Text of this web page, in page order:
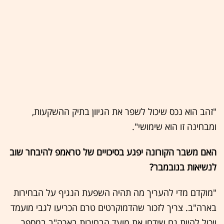
"זהב הוא נכס שיכול לשפר את הגיוון בתיק ההשקעות,
ומבחינה זו הוא שימושי".
האם משבר הקורונה יפגע בסיכויים של טראמפ להיבחר שוב
לנשיאות בנובמבר?
"מוקדם מדי להעריך מה תהיה השפעת הנגיף על הבחירות
בארה"ב. צריך לזכור שהדמוקרטים טרם הכריעו לגבי מועמד